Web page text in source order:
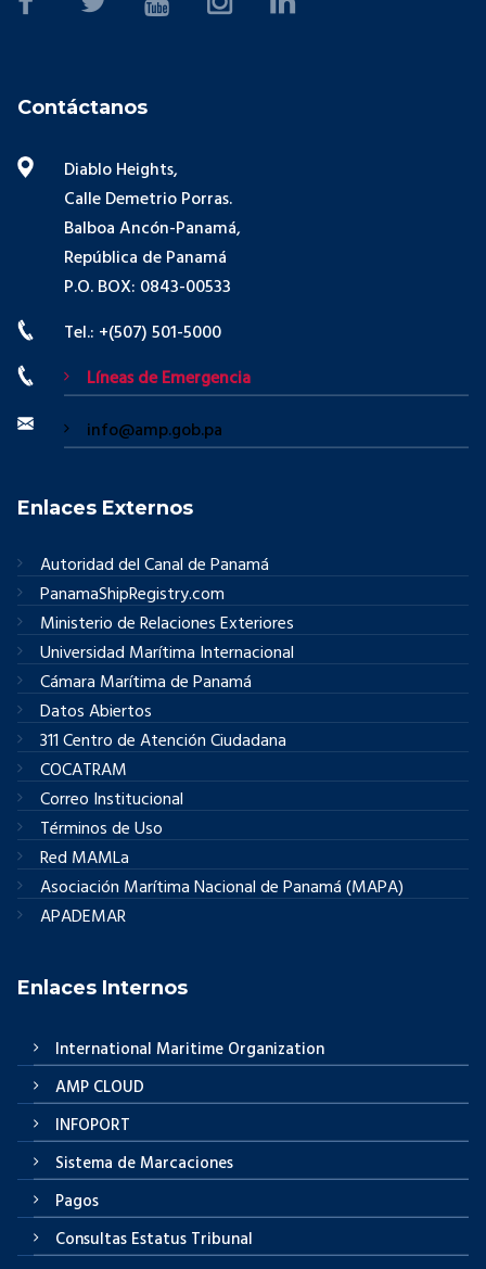
Contáctanos
Diablo Heights,
Calle Demetrio Porras.
Balboa Ancón-Panamá,
República de Panamá
P.O. BOX: 0843-00533
Tel.: +(507) 501-5000
Líneas de Emergencia
info@amp.gob.pa
Enlaces Externos
Autoridad del Canal de Panamá
PanamaShipRegistry.com
Ministerio de Relaciones Exteriores
Universidad Marítima Internacional
Cámara Marítima de Panamá
Datos Abiertos
311 Centro de Atención Ciudadana
COCATRAM
Correo Institucional
Términos de Uso
Red MAMLa
Asociación Marítima Nacional de Panamá (MAPA)
APADEMAR
Enlaces Internos
International Maritime Organization
AMP CLOUD
INFOPORT
Sistema de Marcaciones
Pagos
Consultas Estatus Tribunal